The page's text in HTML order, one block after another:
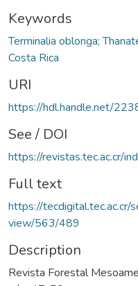
Keywords
Terminalia oblonga;
Costa Rica
URI
https://hdl.handle.net/
See / DOI
https://revistas.tec.ac.cr/
Full text
https://tecdigital.tec.ac.cr/
view/563/489
Description
Revista Forestal